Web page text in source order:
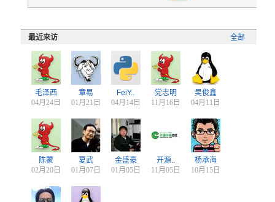
全部
最近来访
毛泽西
04月24日
章易
01月21日
FeiY..
04月14日
党志明
11月16日
吴俊鑫
04月11日
陈蒙
02月20日
夏武
01月07日
金盛豪
01月05日
开源..
11月05日
杨承海
10月15日